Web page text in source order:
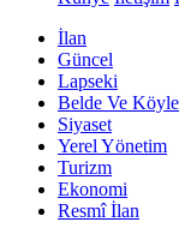
İlan
Güncel
Lapseki
Belde Ve
Siyaset
Yerel Yönetim
Turizm
Ekonomi
Resmî İlan